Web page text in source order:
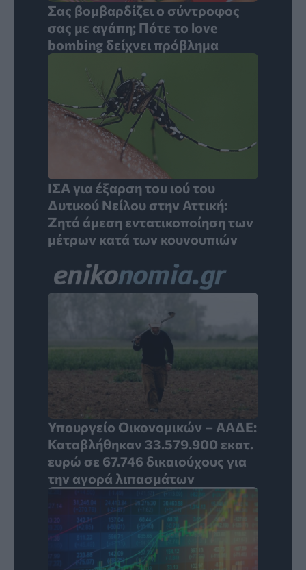
Σας βομβαρδίζει ο σύντροφος
σας με αγάπη; Πότε το love
bombing δείχνει πρόβλημα
ΙΣΑ για έξαρση του ιού του
Δυτικού Νείλου στην Αττική:
Ζητά άμεση εντατικοποίηση των
μέτρων κατά των κουνουπιών
Υπουργείο Οικονομικών – ΑΑΔΕ:
Καταβλήθηκαν 33.579.900 εκατ.
ευρώ σε 67.746 δικαιούχους για
την αγορά λιπασμάτων